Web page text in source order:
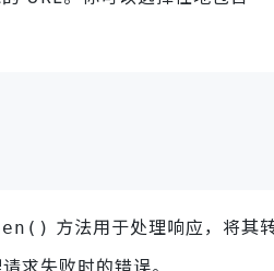
方法用于处理响应，将其
求失败时的错误。